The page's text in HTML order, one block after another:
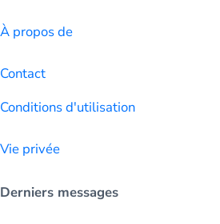
À propos de
Contact
Conditions d'utilisation
Vie privée
Derniers messages